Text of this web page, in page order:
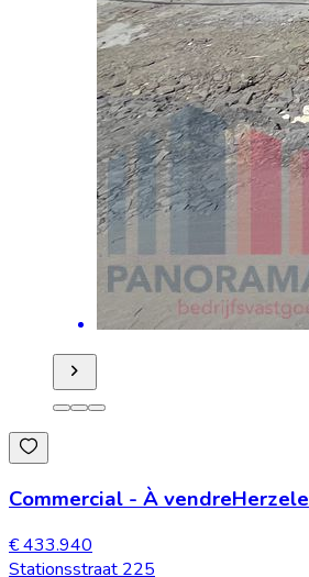
Commercial - À vendreHerzele
€ 433.940
Stationsstraat 225